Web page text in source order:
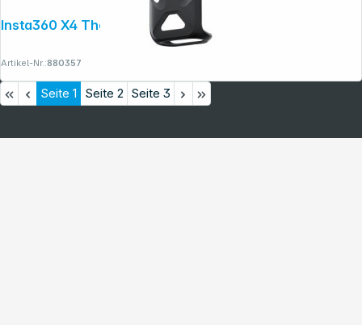
Insta360 X4 Thermo Grip Cover
Artikel-Nr.:880357
Seite 1 Seite 2 Seite 3